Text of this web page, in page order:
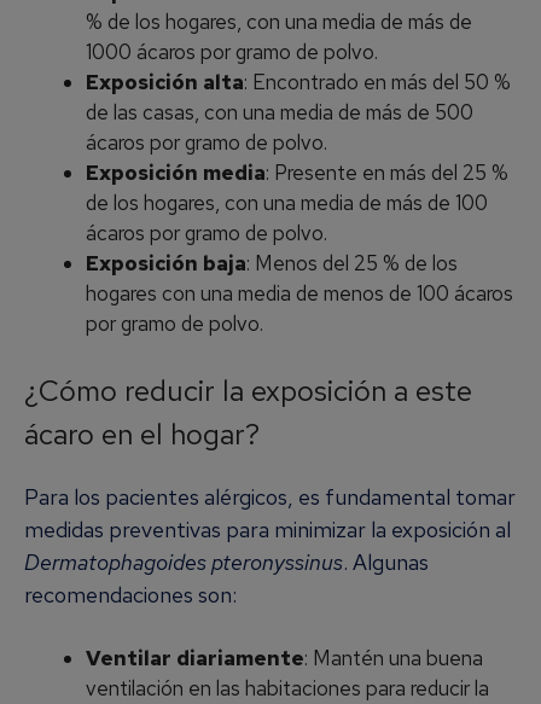
% de los hogares, con una media de más de
1000 ácaros por gramo de polvo.
Exposición alta: Encontrado en más del 50 %
de las casas, con una media de más de 500
ácaros por gramo de polvo.
Exposición media: Presente en más del 25 %
de los hogares, con una media de más de 100
ácaros por gramo de polvo.
Exposición baja: Menos del 25 % de los
hogares con una media de menos de 100 ácaros
por gramo de polvo.
¿Cómo reducir la exposición a este
ácaro en el hogar?
Para los pacientes alérgicos, es fundamental tomar
medidas preventivas para minimizar la exposición al
Dermatophagoides pteronyssinus. Algunas
recomendaciones son:
Ventilar diariamente: Mantén una buena
ventilación en las habitaciones para reducir la